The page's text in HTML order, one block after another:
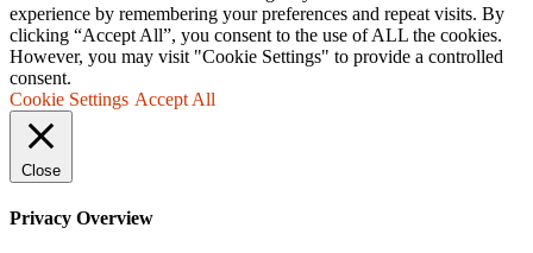
experience by remembering your preferences and repeat visits. By
clicking “Accept All”, you consent to the use of ALL the cookies.
However, you may visit "Cookie Settings" to provide a controlled
consent.
Cookie Settings Accept All
Close
Privacy Overview